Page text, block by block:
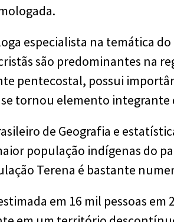
especialista na temática
são predominantes na
pentecostal, possui
tornou elemento integrante
de Geografia e
população indígenas do
Terena é bastante
em 16 mil pessoas em